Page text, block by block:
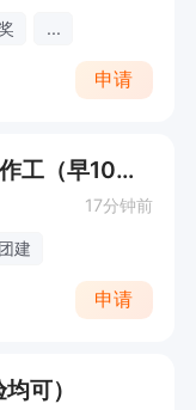
...
申请
龙门石窟景区食品管吃坐班操作工（早10晚7+管吃）
17分钟前
团建
申请
可）